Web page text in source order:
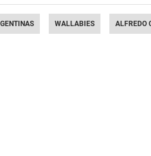
WALLABIES ALFREDO